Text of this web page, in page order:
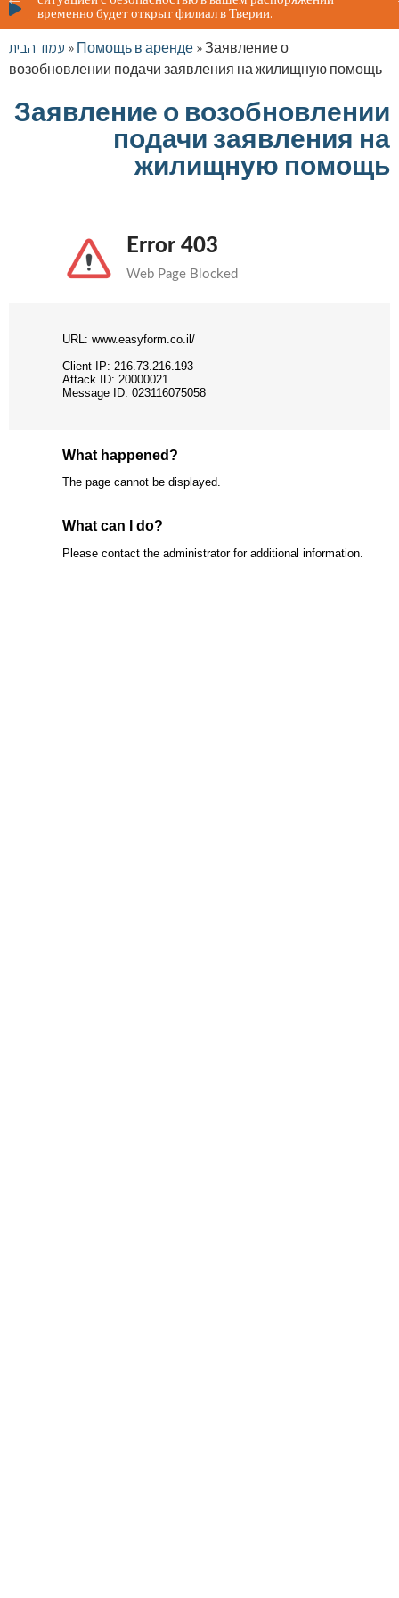
временно будет открыт филиал в Тверии.
עמוד הבית »Помощь в аренде»Заявление о
возобновлении подачи заявления на жилищную помощь
Заявление о возобновлении
подачи заявления на
жилищную помощь